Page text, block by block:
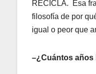
RECICLA. Esa
filosofía de por
igual o peor que
–¿Cuántos años